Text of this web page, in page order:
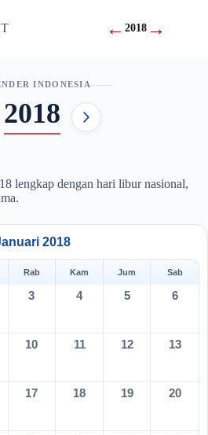
←2018 →
INDONESIA
2018
lengkap dengan hari libur nasional,
2018
Rab Kam Jum Sab
3 4 5 6
10 11 12 13
17 18 19 20